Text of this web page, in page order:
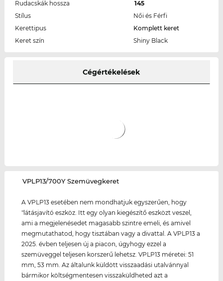
Rudacskák hossza
145
Stílus
Női és Férfi
Kerettipus
Komplett keret
Keret szín
Shiny Black
Cégértékelések
‌VPLP13/700Y Szemüvegkeret
A VPLP13 esetében nem mondhatjuk egyszerűen, hogy
"látásjavító eszköz. Itt egy olyan kiegészítő eszközt veszel,
ami a megjelenésedet magasabb szintre emeli, és amivel
megmutathatod, hogy tisztában vagy a divattal. A VPLP13 a
2025. évben teljesen új a piacon, úgyhogy ezzel a
szemüveggel teljesen korszerű lehetsz. VPLP13 méretei: 51
mm, 53 mm. Az általunk küldött visszaadási utalvánnyal
bármikor költségmentesen visszaküldheted azt a